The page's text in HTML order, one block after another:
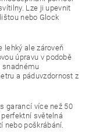
Lze ji upevnit
nebo Glock
lehký ale zároveň
úpravu v podobě
snadnému
a páduvzdornost z
garancí více než 50
světelná
nebo poškrábání.